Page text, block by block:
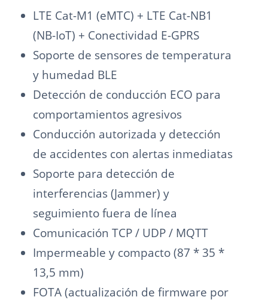
LTE Cat-M1 (eMTC) + LTE Cat-NB1
(NB-IoT) + Conectividad E-GPRS
Soporte de sensores de temperatura
y humedad BLE
Detección de conducción ECO para
comportamientos agresivos
Conducción autorizada y detección
de accidentes con alertas inmediatas
Soporte para detección de
interferencias (Jammer) y
seguimiento fuera de línea
Comunicación TCP / UDP / MQTT
Impermeable y compacto (87 * 35 *
13,5 mm)
FOTA (actualización de firmware por